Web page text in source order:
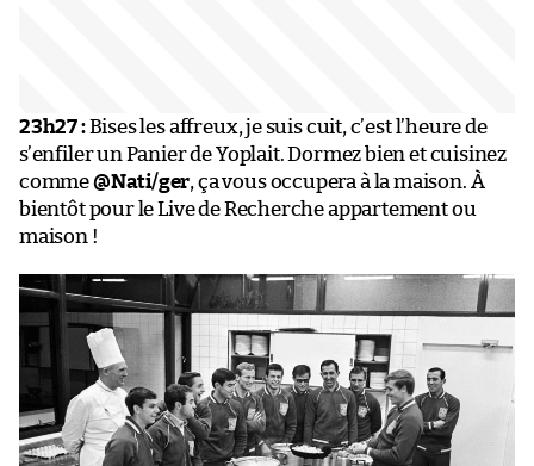
23h27 :Bises les affreux, je suis cuit, c’est l’heure de
s’enfiler un Panier de Yoplait. Dormez bien et cuisinez
comme@Nati/ger, ça vous occupera à la maison. À
bientôt pour le Live de Recherche appartement ou
maison !